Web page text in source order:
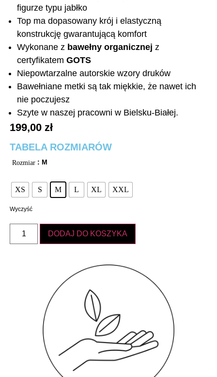
figurze typu jabłko
Top ma dopasowany krój i elastyczną
konstrukcję gwarantującą komfort
Wykonane z bawełny organicznej z
certyfikatem GOTS
Niepowtarzalne autorskie wzory druków
Bawełniane metki są tak miękkie, że nawet ich
nie poczujesz
Szyte w naszej pracowni w Bielsku-Białej.
199,00 zł
TABELA ROZMIARÓW
Rozmiar : M
XS S M L XL XXL
Wyczyść
DODAJ DO KOSZYKA